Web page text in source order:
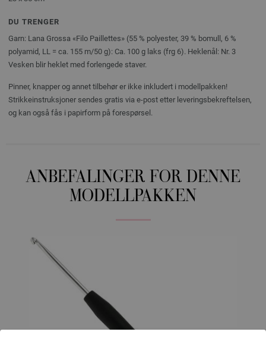
DU TRENGER
Garn: Lana Grossa «Filo Paillettes» (55 % polyester, 39 % bomull, 6 %
polyamid, LL = ca. 155 m/50 g): Ca. 100 g laks (frg 6). Heklenål: Nr. 3
Vesken blir heklet med forlengede staver.
Pinner, knapper og annet tilbehør er ikke inkludert i modellpakken!
Strikkeinstruksjoner sendes gratis via e-post etter leveringsbekreftelsen,
og kan også fås i papirform på forespørsel.
ANBEFALINGER FOR DENNE
MODELLPAKKEN